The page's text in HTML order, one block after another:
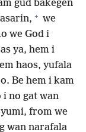
gud bakegen
+ we
we God i
ya, hem i
haos, yufala
Be hem i kam
i no gat wan
yumi, from we
wan narafala